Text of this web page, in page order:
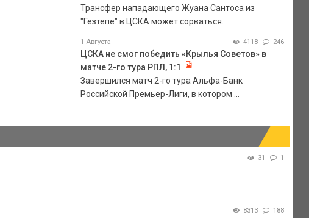
Трансфер нападающего Жуана Сантоса из
"Гезтепе" в ЦСКА может сорваться.
1 Августа 4118 246
ЦСКА не смог победить «Крылья Советов» в
матче 2-го тура РПЛ, 1:1
Завершился матч 2-го тура Альфа-Банк
Российской Премьер-Лиги, в котором ...
31 1
8313 188